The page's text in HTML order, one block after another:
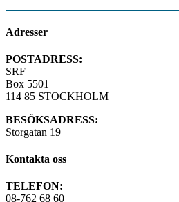
Adresser
POSTADRESS:
SRF
Box 5501
114 85 STOCKHOLM
BESÖKSADRESS:
Storgatan 19
Kontakta oss
TELEFON:
08-762 68 60